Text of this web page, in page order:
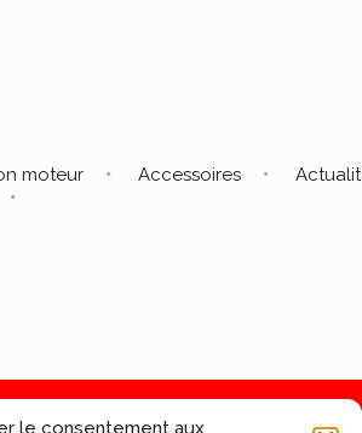
le consentement aux
moteur Accessoires